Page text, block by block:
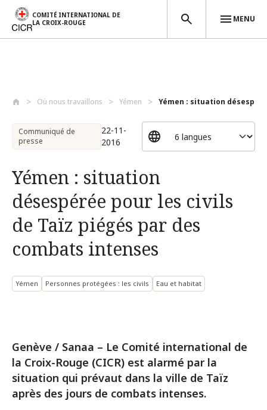
COMITÉ INTERNATIONAL DE
LA CROIX-ROUGE
MENU
Où nous travaillons Yémen Yémen : situation
Communiqué de
presse
22-11-
2016
Yémen : situation
désespérée pour les civils
de Taïz piégés par des
combats intenses
Yémen Personnes protégées : les civils Eau et habitat
Genève / Sanaa – Le Comité international de
la Croix-Rouge (CICR) est alarmé par la
situation qui prévaut dans la ville de Taïz
après des jours de combats intenses.